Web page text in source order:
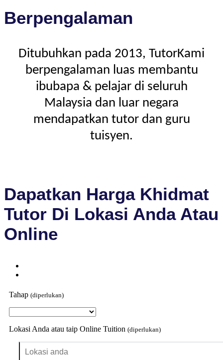
Berpengalaman
Ditubuhkan pada 2013, TutorKami
berpengalaman luas membantu
ibubapa & pelajar di seluruh
Malaysia dan luar negara
mendapatkan tutor dan guru
tuisyen.
Dapatkan Harga Khidmat
Tutor Di Lokasi Anda Atau
Online
Tahap (diperlukan)
Lokasi Anda atau taip Online Tuition (diperlukan)